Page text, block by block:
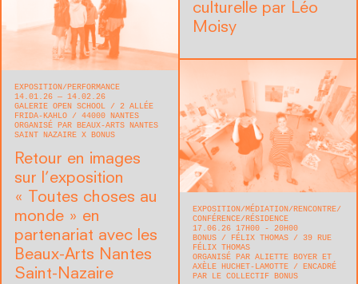
culturelle par Léo
Moisy
EXPOSITION PERFORMANCE
14.01.26 — 14.02.26
GALERIE OPEN SCHOOL
2 ALLÉE
FRIDA-KAHLO
44000 NANTES
ORGANISÉ PAR BEAUX-ARTS NANTES
SAINT NAZAIRE X BONUS
Retour en images
sur l’exposition
« Toutes choses au
monde » en
partenariat avec les
Beaux-Arts Nantes
Saint-Nazaire
EXPOSITION MÉDIATION
RENCONTRE/
CONFÉRENCE
RÉSIDENCE
17.06.26 17H00 - 20H00
BONUS
FÉLIX THOMAS
39 RUE
FÉLIX THOMAS
ORGANISÉ PAR ALIETTE BOYER ET
AXÈLE HUCHET-LAMOTTE
ENCADRÉ
PAR LE COLLECTIF BONUS